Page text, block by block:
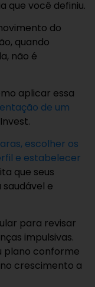
que você definiu.
do
quando
não é
aplicar essa
de um
escolher os
e estabelecer
que seus
e
para revisar
impulsivas.
plano conforme
crescimento a